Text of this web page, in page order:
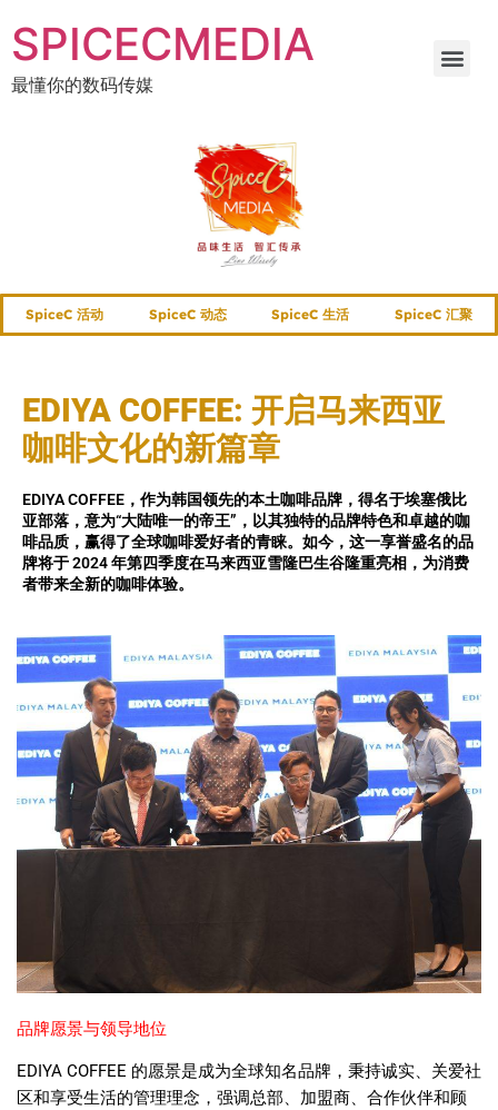
SPICECMEDIA
最懂你的数码传媒
SpiceC 活动 SpiceC 动态 SpiceC 生活 SpiceC 汇聚
EDIYA COFFEE: 开启马来西亚
咖啡文化的新篇章
EDIYA COFFEE，作为韩国领先的本土咖啡品牌，得名于埃塞俄比
亚部落，意为“大陆唯一的帝王”，以其独特的品牌特色和卓越的咖
啡品质，赢得了全球咖啡爱好者的青睐。如今，这一享誉盛名的品
牌将于 2024 年第四季度在马来西亚雪隆巴生谷隆重亮相，为消费
者带来全新的咖啡体验。
品牌愿景与领导地位
EDIYA COFFEE 的愿景是成为全球知名品牌，秉持诚实、关爱社
区和享受生活的管理理念，强调总部、加盟商、合作伙伴和顾